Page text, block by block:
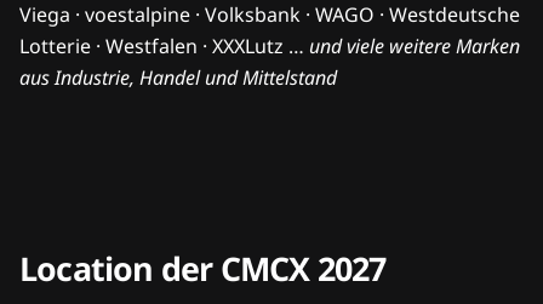
Viega · voestalpine · Volksbank · WAGO · Westdeutsche
Lotterie · Westfalen · XXXLutz … und viele weitere Marken
aus Industrie, Handel und Mittelstand
Location der CMCX 2027